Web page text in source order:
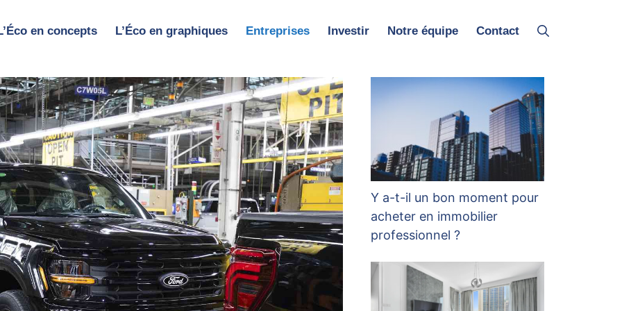
en concepts L’Éco en graphiques Entreprises Investir Notre équipe Contact
Y a-t-il un bon moment pour
acheter en immobilier
professionnel ?